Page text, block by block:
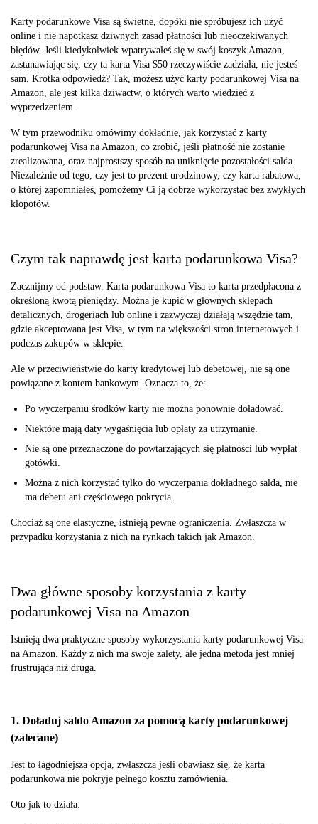
Karty podarunkowe Visa są świetne, dopóki nie spróbujesz ich użyć
online i nie napotkasz dziwnych zasad płatności lub nieoczekiwanych
błędów. Jeśli kiedykolwiek wpatrywałeś się w swój koszyk Amazon,
zastanawiając się, czy ta karta Visa $50 rzeczywiście zadziała, nie jesteś
sam. Krótka odpowiedź? Tak, możesz użyć karty podarunkowej Visa na
Amazon, ale jest kilka dziwactw, o których warto wiedzieć z
wyprzedzeniem.
W tym przewodniku omówimy dokładnie, jak korzystać z karty
podarunkowej Visa na Amazon, co zrobić, jeśli płatność nie zostanie
zrealizowana, oraz najprostszy sposób na uniknięcie pozostałości salda.
Niezależnie od tego, czy jest to prezent urodzinowy, czy karta rabatowa,
o której zapomniałeś, pomożemy Ci ją dobrze wykorzystać bez zwykłych
kłopotów.
Czym tak naprawdę jest karta podarunkowa Visa?
Zacznijmy od podstaw. Karta podarunkowa Visa to karta przedpłacona z
określoną kwotą pieniędzy. Można je kupić w głównych sklepach
detalicznych, drogeriach lub online i zazwyczaj działają wszędzie tam,
gdzie akceptowana jest Visa, w tym na większości stron internetowych i
podczas zakupów w sklepie.
Ale w przeciwieństwie do karty kredytowej lub debetowej, nie są one
powiązane z kontem bankowym. Oznacza to, że:
Po wyczerpaniu środków karty nie można ponownie doładować.
Niektóre mają daty wygaśnięcia lub opłaty za utrzymanie.
Nie są one przeznaczone do powtarzających się płatności lub wypłat
gotówki.
Można z nich korzystać tylko do wyczerpania dokładnego salda, nie
ma debetu ani częściowego pokrycia.
Chociaż są one elastyczne, istnieją pewne ograniczenia. Zwłaszcza w
przypadku korzystania z nich na rynkach takich jak Amazon.
Dwa główne sposoby korzystania z karty
podarunkowej Visa na Amazon
Istnieją dwa praktyczne sposoby wykorzystania karty podarunkowej Visa
na Amazon. Każdy z nich ma swoje zalety, ale jedna metoda jest mniej
frustrująca niż druga.
1. Doładuj saldo Amazon za pomocą karty podarunkowej
(zalecane)
Jest to łagodniejsza opcja, zwłaszcza jeśli obawiasz się, że karta
podarunkowa nie pokryje pełnego kosztu zamówienia.
Oto jak to działa: